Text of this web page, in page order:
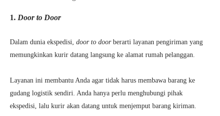
1. Door to Door
Dalam dunia ekspedisi, door to doorberarti layanan pengiriman yang
memungkinkan kurir datang langsung ke alamat rumah pelanggan.
Layanan ini membantu Anda agar tidak harus membawa barang ke
gudang logistik sendiri. Anda hanya perlu menghubungi pihak
ekspedisi, lalu kurir akan datang untuk menjemput barang kiriman.